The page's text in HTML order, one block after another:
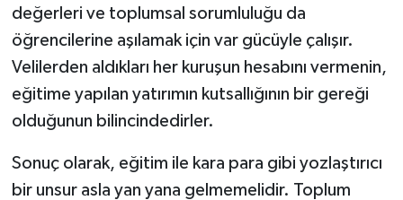
değerleri ve toplumsal sorumluluğu da
öğrencilerine aşılamak için var gücüyle çalışır.
Velilerden aldıkları her kuruşun hesabını vermenin,
eğitime yapılan yatırımın kutsallığının bir gereği
olduğunun bilincindedirler.
Sonuç olarak, eğitim ile kara para gibi yozlaştırıcı
bir unsur asla yan yana gelmemelidir. Toplum